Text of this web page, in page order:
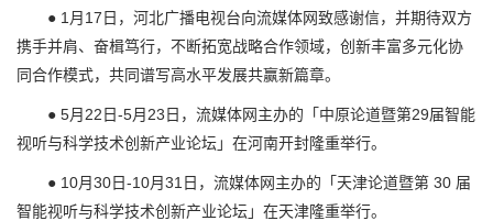
● 1月17日，河北广播电视台向流媒体网致感谢信，并期待双方
携手并肩、奋楫笃行，不断拓宽战略合作领域，创新丰富多元化协
同合作模式，共同谱写高水平发展共赢新篇章。
● 5月22日-5月23日，流媒体网主办的「中原论道暨第29届智能
视听与科学技术创新产业论坛」在河南开封隆重举行。
● 10月30日-10月31日，流媒体网主办的「天津论道暨第 30 届
智能视听与科学技术创新产业论坛」在天津隆重举行。